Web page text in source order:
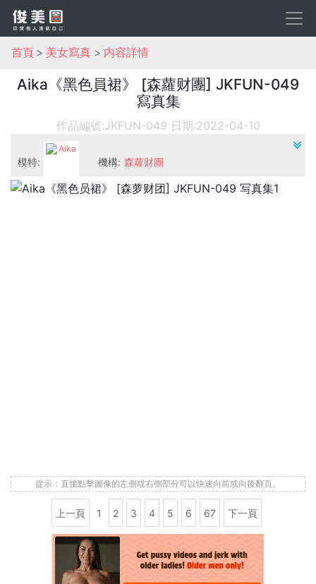
首頁 美女寫真 内容詳情
Aika《黑色員裙》 [森蘿财團] JKFUN-049
寫真集
作品編號:JKFUN-049 日期:2022-04-10
模特:
Aika
機構: 森蘿财團
提示：直接點擊圖像的左側或右側部分可以快速向前或向後翻頁。
上一頁 1 2 3 4 5 6 67 下一頁